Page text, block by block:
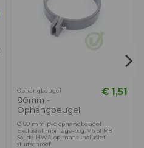
Ophangbeugel
80mm -
Ophangbeugel
€ 1,51
Ø 80 mm pvc ophangbeugel
Exclusief montage-oog M6 of M8
Solide HWA op maat Inclusief
sluitschroef